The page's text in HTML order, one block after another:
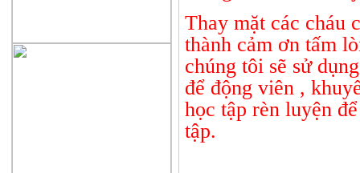
Thay mặt các cháu
thành cảm ơn tấm
chúng tôi sẽ sử
để động viên ,
học tập rèn luyện
tập.